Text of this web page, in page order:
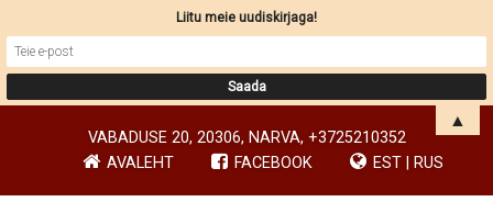
VABADUSE 20, 20306, NARVA, +3725210352
AVALEHT
FACEBOOK EST RUS
Liitu meie uudiskirjaga!
▲